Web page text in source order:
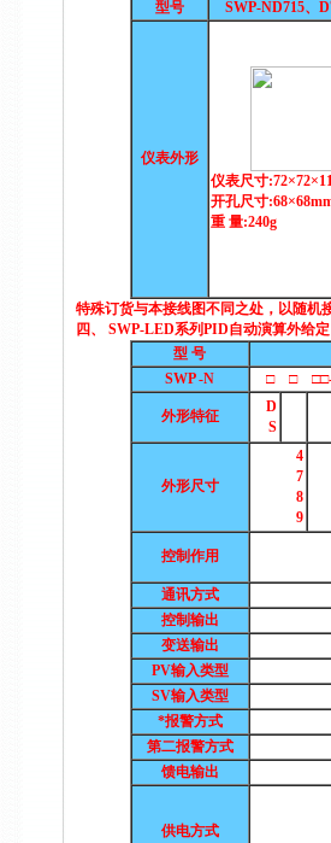
型号 SWP-ND715、
仪表外形
仪表尺寸
开孔尺寸
重 量:240g
特殊订货与本接线图不同之处，以随机
四、 SWP-LED系列PID自动演算外给
型 号
SWP -N
□ □
外形特征
D
S
外形尺寸
4
7
8
9
控制作用
通讯方式
控制输出
变送输出
PV输入类型
SV输入类型
*报警方式
第二报警方式
馈电输出
供电方式